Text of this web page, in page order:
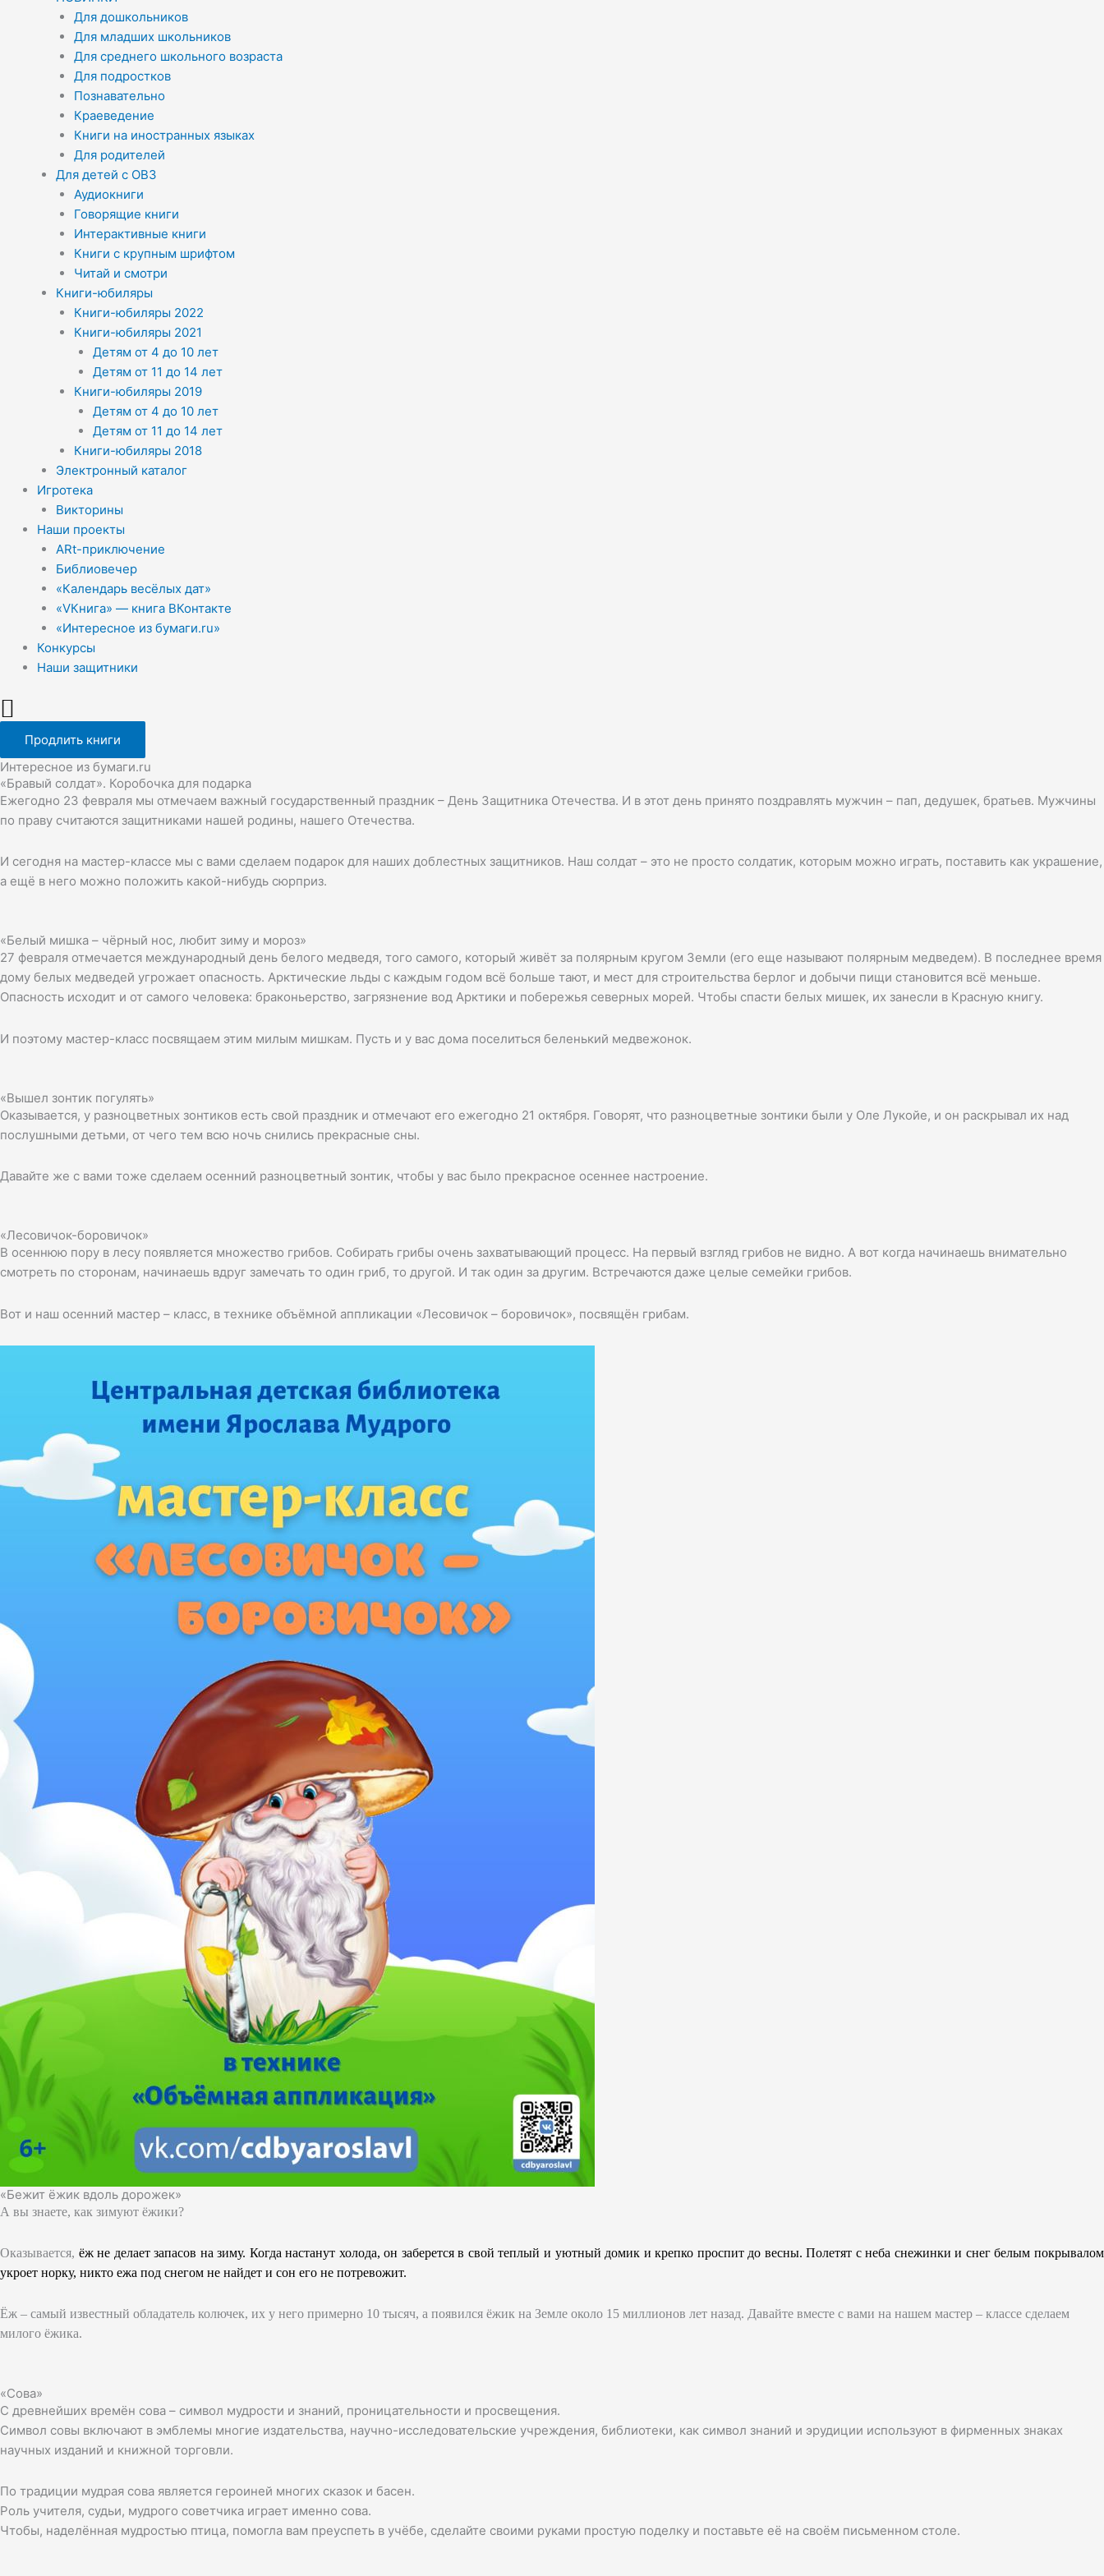
Для дошкольников
Для младших школьников
Для среднего школьного возраста
Для подростков
Познавательно
Краеведение
Книги на иностранных языках
Для родителей
Для детей с ОВЗ
Аудиокниги
Говорящие книги
Интерактивные книги
Книги с крупным шрифтом
Читай и смотри
Книги-юбиляры
Книги-юбиляры 2022
Книги-юбиляры 2021
Детям от 4 до 10 лет
Детям от 11 до 14 лет
Книги-юбиляры 2019
Детям от 4 до 10 лет
Детям от 11 до 14 лет
Книги-юбиляры 2018
Электронный каталог
Игротека
Викторины
Наши проекты
ARt-приключение
Библиовечер
«Календарь весёлых дат»
«VКнига» — книга ВКонтакте
«Интересное из бумаги.ru»
Конкурсы
Наши защитники
Продлить книги
Интересное из бумаги.ru
«Бравый солдат». Коробочка для подарка
Ежегодно 23 февраля мы отмечаем важный государственный праздник – День Защитника Отечества. И в этот день принято поздравлять мужчин – пап, дедушек, братьев. Мужчины
по праву считаются защитниками нашей родины, нашего Отечества.
И сегодня на мастер-классе мы с вами сделаем подарок для наших доблестных защитников. Наш солдат – это не просто солдатик, которым можно играть, поставить как украшение,
а ещё в него можно положить какой-нибудь сюрприз.
«Белый мишка – чёрный нос, любит зиму и мороз»
27 февраля отмечается международный день белого медведя, того самого, который живёт за полярным кругом Земли (его еще называют полярным медведем). В последнее время
дому белых медведей угрожает опасность. Арктические льды с каждым годом всё больше тают, и мест для строительства берлог и добычи пищи становится всё меньше.
Опасность исходит и от самого человека: браконьерство, загрязнение вод Арктики и побережья северных морей. Чтобы спасти белых мишек, их занесли в Красную книгу.
И поэтому мастер-класс посвящаем этим милым мишкам. Пусть и у вас дома поселиться беленький медвежонок.
«Вышел зонтик погулять»
Оказывается, у разноцветных зонтиков есть свой праздник и отмечают его ежегодно 21 октября. Говорят, что разноцветные зонтики были у Оле Лукойе, и он раскрывал их над
послушными детьми, от чего тем всю ночь снились прекрасные сны.
Давайте же с вами тоже сделаем осенний разноцветный зонтик, чтобы у вас было прекрасное осеннее настроение.
«Лесовичок-боровичок»
В осеннюю пору в лесу появляется множество грибов. Собирать грибы очень захватывающий процесс. На первый взгляд грибов не видно. А вот когда начинаешь внимательно
смотреть по сторонам, начинаешь вдруг замечать то один гриб, то другой. И так один за другим. Встречаются даже целые семейки грибов.
Вот и наш осенний мастер – класс, в технике объёмной аппликации «Лесовичок – боровичок», посвящён грибам.
«Бежит ёжик вдоль дорожек»
А вы знаете, как зимуют ёжики?
Оказывается, ёж не делает запасов на зиму. Когда настанут холода, он заберется в свой теплый и уютный домик и крепко проспит до весны. Полетят с неба снежинки и снег белым покрывалом
укроет норку, никто ежа под снегом не найдет и сон его не потревожит.
Ёж – самый известный обладатель колючек, их у него примерно 10 тысяч, а появился ёжик на Земле около 15 миллионов лет назад. Давайте вместе с вами на нашем мастер – классе сделаем
милого ёжика.
«Сова»
С древнейших времён сова – символ мудрости и знаний, проницательности и просвещения.
Символ совы включают в эмблемы многие издательства, научно-исследовательские учреждения, библиотеки, как символ знаний и эрудиции используют в фирменных знаках
научных изданий и книжной торговли.
По традиции мудрая сова является героиней многих сказок и басен.
Роль учителя, судьи, мудрого советчика играет именно сова.
Чтобы, наделённая мудростью птица, помогла вам преуспеть в учёбе, сделайте своими руками простую поделку и поставьте её на своём письменном столе.